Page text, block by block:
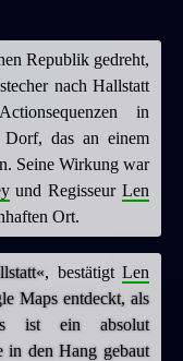
Republik gedreht,
nach Hallstatt
in
Dorf, das an einem
Seine Wirkung war
und RegisseurLen
Ort.
, bestätigtLen
Maps entdeckt, als
ist ein absolut
in den Hang gebaut